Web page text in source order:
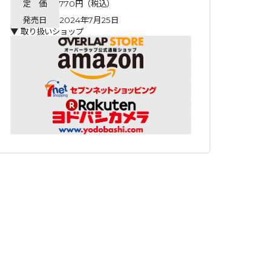
定 価
770円（税込）
発売日
2024年7月25日
▼ 取り扱いショップ